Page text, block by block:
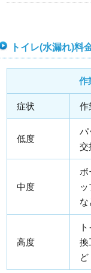
トイレ(水漏れ)料
作
症状 作
低度
パ
交
中度
ボ
な
高度
換
ど